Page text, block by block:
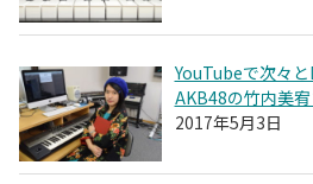
YouTubeで次々
AKB48の竹内美
2017年5月3日